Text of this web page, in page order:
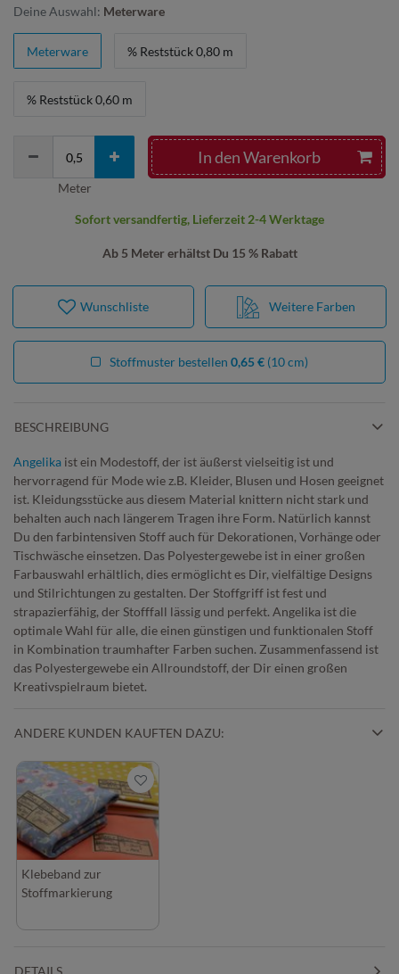
Ab 5 Meter erhältst Du 15 % Rabatt
Deine Auswahl: Meterware
Meterware % Reststück 0,80 m
% Reststück 0,60 m
In den Warenkorb
Meter
Sofort versandfertig, Lieferzeit 2-4 Werktage
Weitere Farben
Wunschliste
Stoffmuster bestellen 0,65 € (10 cm)
BESCHREIBUNG
Angelika ist ein Modestoff, der ist äußerst vielseitig ist und
hervorragend für Mode wie z.B. Kleider, Blusen und Hosen geeignet
ist. Kleidungsstücke aus diesem Material knittern nicht stark und
behalten auch nach längerem Tragen ihre Form. Natürlich kannst
Du den farbintensiven Stoff auch für Dekorationen, Vorhänge oder
Tischwäsche einsetzen. Das Polyestergewebe ist in einer großen
Farbauswahl erhältlich, dies ermöglicht es Dir, vielfältige Designs
und Stilrichtungen zu gestalten. Der Stoffgriff ist fest und
strapazierfähig, der Stofffall lässig und perfekt. Angelika ist die
optimale Wahl für alle, die einen günstigen und funktionalen Stoff
in Kombination traumhafter Farben suchen. Zusammenfassend ist
das Polyestergewebe ein Allroundstoff, der Dir einen großen
Kreativspielraum bietet.
ANDERE KUNDEN KAUFTEN DAZU:
Klebeband zur
Stoffmarkierung
DETAILS